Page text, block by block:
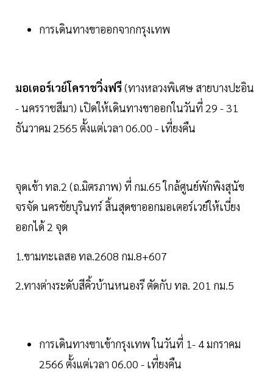
การเดินทางขาออกจากกรุงเทพ
มอเตอร์เวย์โคราชวิ่งฟรี(ทางหลวงพิเศษ สายบางปะอิน
- นครราชสีมา) เปิดให้เดินทางขาออกในวันที่ 29 - 31
ธันวาคม 2565 ตั้งแต่เวลา 06.00 - เที่ยงคืน
จุดเข้า ทล.2 (ถ.มิตรภาพ) ที่ กม.65 ใกล้ศูนย์พักพิงสุนัข
จรจัด นครชัยบุรินทร์ สิ้นสุดขาออกมอเตอร์เวย์ให้เบี่ยง
ออกได้ 2 จุด
1.ขามทะเลสอ ทล.2608 กม.8+607
2.ทางต่างระดับสีคิ้วบ้านหนองรี ตัดกับ ทล. 201 กม.5
การเดินทางขาเข้ากรุงเทพ ในวันที่ 1- 4 มกราคม
2566 ตั้งแต่เวลา 06.00 - เที่ยงคืน